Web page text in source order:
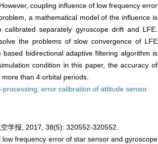
coupling influence of low frequency error
a mathematical model of the influence is
separately gyroscope drift and LFE.
the problems of slow convergence of LFE
bidirectional adaptive filtering algorithm is
condition in this paper, the accuracy of
than 4 orbital periods.
processing, error calibration of attitude sensor
学报, 2017, 38(5): 320552-320552.
frequency error of star sensor and gyroscope